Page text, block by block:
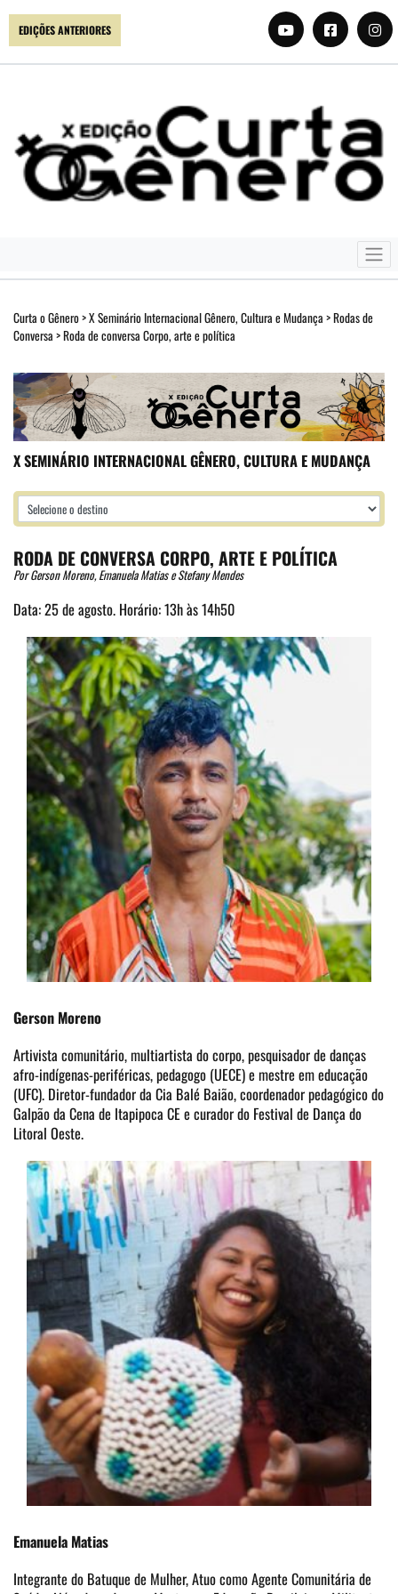
EDIÇÕES ANTERIORES
Curta o Gênero>X Seminário Internacional Gênero, Cultura e Mudança >Rodas de
Conversa >Roda de conversa Corpo, arte e política
X SEMINÁRIO INTERNACIONAL GÊNERO, CULTURA E MUDANÇA
RODA DE CONVERSA CORPO, ARTE E POLÍTICA
Por Gerson Moreno, Emanuela Matias e Stefany Mendes
Data: 25 de agosto. Horário: 13h às 14h50
Gerson Moreno
Artivista comunitário, multiartista do corpo, pesquisador de danças
afro-indígenas-periféricas, pedagogo (UECE) e mestre em educação
(UFC). Diretor-fundador da Cia Balé Baião, coordenador pedagógico do
Galpão da Cena de Itapipoca CE e curador do Festival de Dança do
Litoral Oeste.
Emanuela Matias
Integrante do Batuque de Mulher, Atuo como Agente Comunitária de